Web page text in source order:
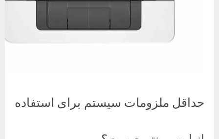
حداقل ملزومات سیستم برای استفاده